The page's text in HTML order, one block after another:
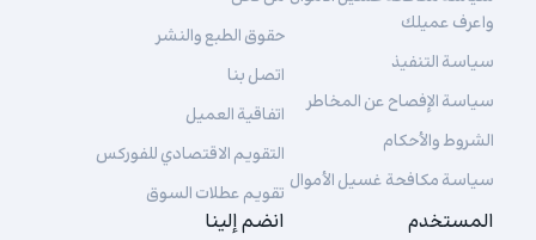
واعرف عميلك
سياسة التنفيذ
سياسة الإفصاح عن المخاطر
الشروط والأحكام
سياسة مكافحة غسيل الأموال
حقوق الطبع والنشر
اتصل بنا
اتفاقية العميل
التقويم الاقتصادي للفوركس
تقويم عطلات السوق
المستخدم انضم إلينا